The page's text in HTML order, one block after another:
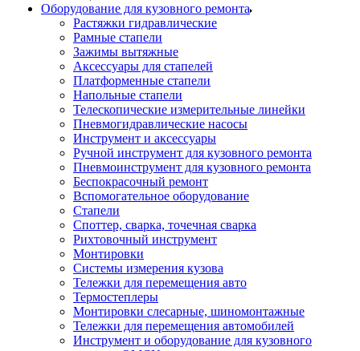
Оборудование для кузовного ремонта
Растяжки гидравлические
Рамные стапели
Зажимы вытяжные
Аксессуары для стапелей
Платформенные стапели
Напольные стапели
Телескопические измерительные линейки
Пневмогидравлические насосы
Инструмент и аксессуары
Ручной инструмент для кузовного ремонта
Пневмоинструмент для кузовного ремонта
Беспокрасочный ремонт
Вспомогательное оборудование
Стапели
Споттер, сварка, точечная сварка
Рихтовочный инструмент
Монтировки
Системы измерения кузова
Тележки для перемещения авто
Термостеплеры
Монтировки слесарные, шиномонтажные
Тележки для перемещения автомобилей
Инструмент и оборудование для кузовного